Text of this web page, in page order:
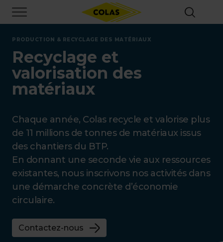
contenu
principal
PRODUCTION & RECYCLAGE DES MATÉRIAUX
Recyclage et
valorisation des
matériaux
Chaque année, Colas recycle et valorise plus
de 11 millions de tonnes de matériaux issus
des chantiers du BTP.
En donnant une seconde vie aux ressources
existantes, nous inscrivons nos activités dans
une démarche concrète d’économie
circulaire.
Contactez-nous